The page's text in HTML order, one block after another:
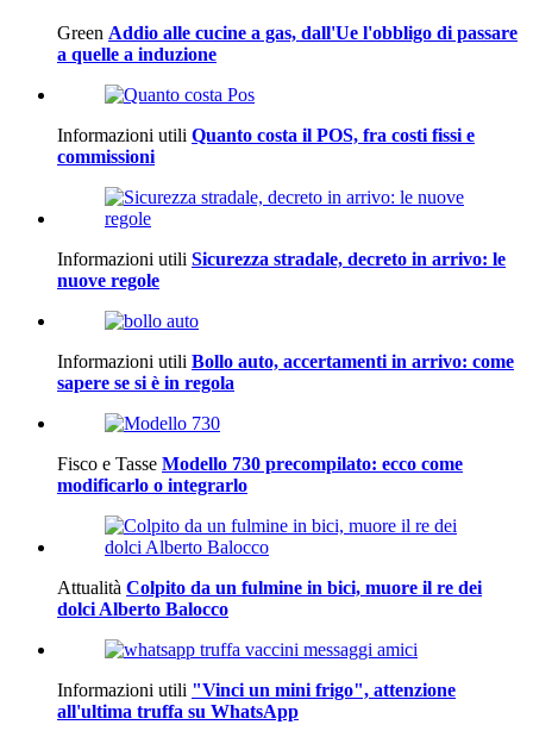
Green Addio alle cucine a gas, dall'Ue l'obbligo di passare
a quelle a induzione
Informazioni utili Quanto costa il POS, fra costi fissi e
commissioni
Informazioni utili Sicurezza stradale, decreto in arrivo: le
nuove regole
Informazioni utili Bollo auto, accertamenti in arrivo: come
sapere se si è in regola
Fisco e Tasse Modello 730 precompilato: ecco come
modificarlo o integrarlo
Attualità Colpito da un fulmine in bici, muore il re dei
dolci Alberto Balocco
Informazioni utili "Vinci un mini frigo", attenzione
all'ultima truffa su WhatsApp